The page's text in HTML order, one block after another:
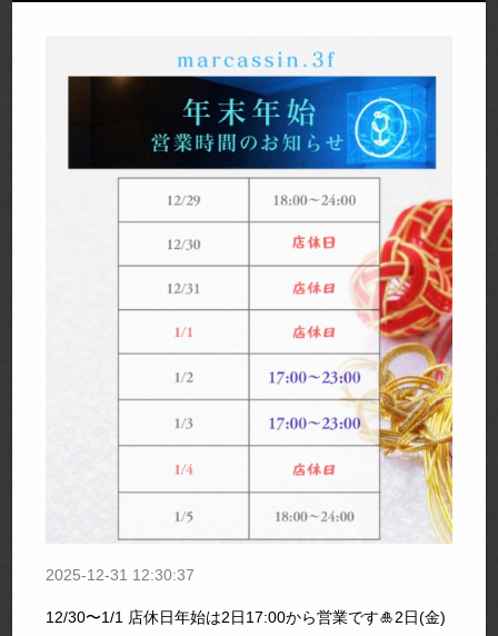
2025-12-31 12:30:37
12/30〜1/1 店休日年始は2日17:00から営業です🎍2日(金)